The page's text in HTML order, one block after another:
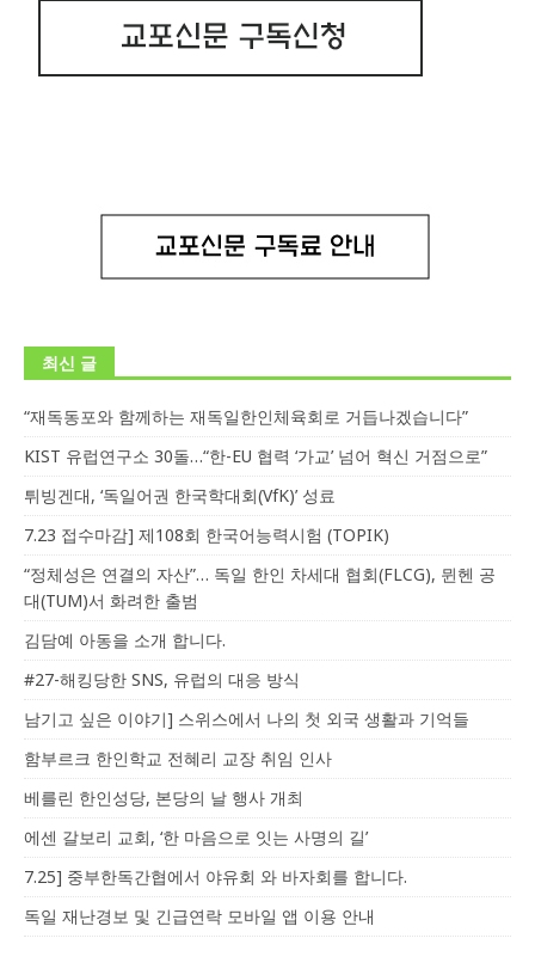
최신 글
“재독동포와 함께하는 재독일한인체육회로 거듭나겠습니다”
KIST 유럽연구소 30돌…“한-EU 협력 ‘가교’ 넘어 혁신 거점으로”
튀빙겐대, ‘독일어권 한국학대회(VfK)’ 성료
7.23 접수마감] 제108회 한국어능력시험 (TOPIK)
“정체성은 연결의 자산”… 독일 한인 차세대 협회(FLCG), 뮌헨 공
대(TUM)서 화려한 출범
김담예 아동을 소개 합니다.
#27-해킹당한 SNS, 유럽의 대응 방식
남기고 싶은 이야기] 스위스에서 나의 첫 외국 생활과 기억들
함부르크 한인학교 전혜리 교장 취임 인사
베를린 한인성당, 본당의 날 행사 개최
에센 갈보리 교회, ‘한 마음으로 잇는 사명의 길’
7.25] 중부한독간협에서 야유회 와 바자회를 합니다.
독일 재난경보 및 긴급연락 모바일 앱 이용 안내